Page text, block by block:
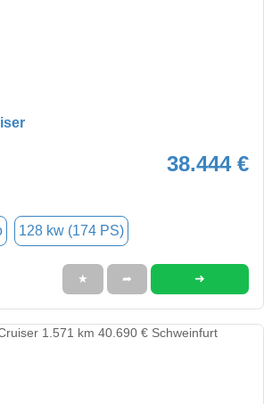
38.444 €
128 kw (174 PS)
★ ➦ ➜